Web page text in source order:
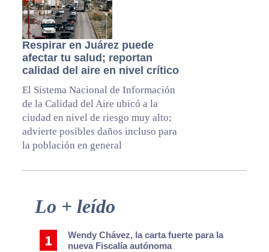
Respirar en Juárez puede
afectar tu salud; reportan
calidad del aire en nivel crítico
El Sistema Nacional de Información
de la Calidad del Aire ubicó a la
ciudad en nivel de riesgo muy alto;
advierte posibles daños incluso para
la población en general
Primary
Lo + leído
Wendy Chávez, la carta fuerte para la
nueva Fiscalía autónoma